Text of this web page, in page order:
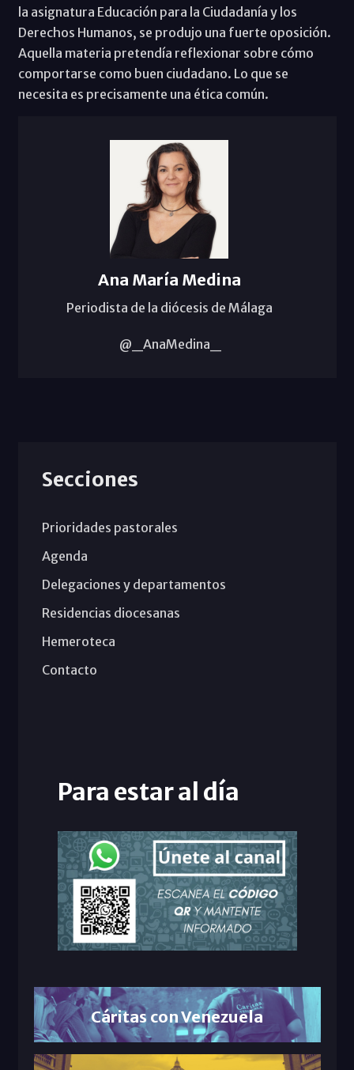
la asignatura Educación para la Ciudadanía y los
Derechos Humanos, se produjo una fuerte oposición.
Aquella materia pretendía reflexionar sobre cómo
comportarse como buen ciudadano. Lo que se
necesita es precisamente una ética común.
Ana María Medina
Periodista de la diócesis de Málaga
@_AnaMedina_
Secciones
Prioridades pastorales
Agenda
Delegaciones y departamentos
Residencias diocesanas
Hemeroteca
Contacto
Para estar al día
Cáritas con Venezuela